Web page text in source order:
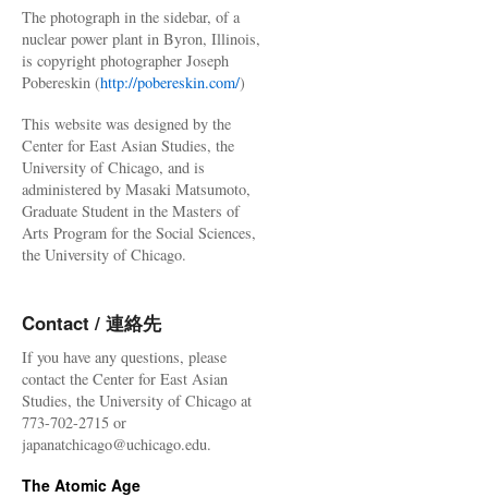
The photograph in the sidebar, of a
nuclear power plant in Byron, Illinois,
is copyright photographer Joseph
Pobereskin (http://pobereskin.com/)
This website was designed by the
Center for East Asian Studies, the
University of Chicago, and is
administered by Masaki Matsumoto,
Graduate Student in the Masters of
Arts Program for the Social Sciences,
the University of Chicago.
Contact / 連絡先
If you have any questions, please
contact the Center for East Asian
Studies, the University of Chicago at
773-702-2715 or
japanatchicago@uchicago.edu.
The Atomic Age